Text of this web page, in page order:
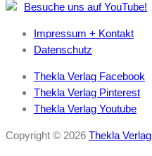
Besuche uns auf YouTube!
Impressum + Kontakt
Datenschutz
Thekla Verlag Facebook
Thekla Verlag Pinterest
Thekla Verlag Youtube
Copyright © 2026 Thekla Verlag